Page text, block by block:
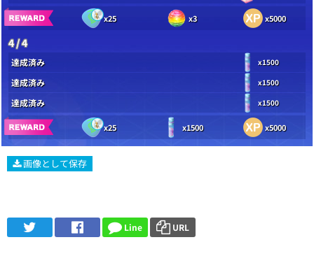
x25 x3 x5000
4 / 4
達成済み x1500
達成済み x1500
達成済み x1500
x25 x1500 x5000
画像として保存
Line URL